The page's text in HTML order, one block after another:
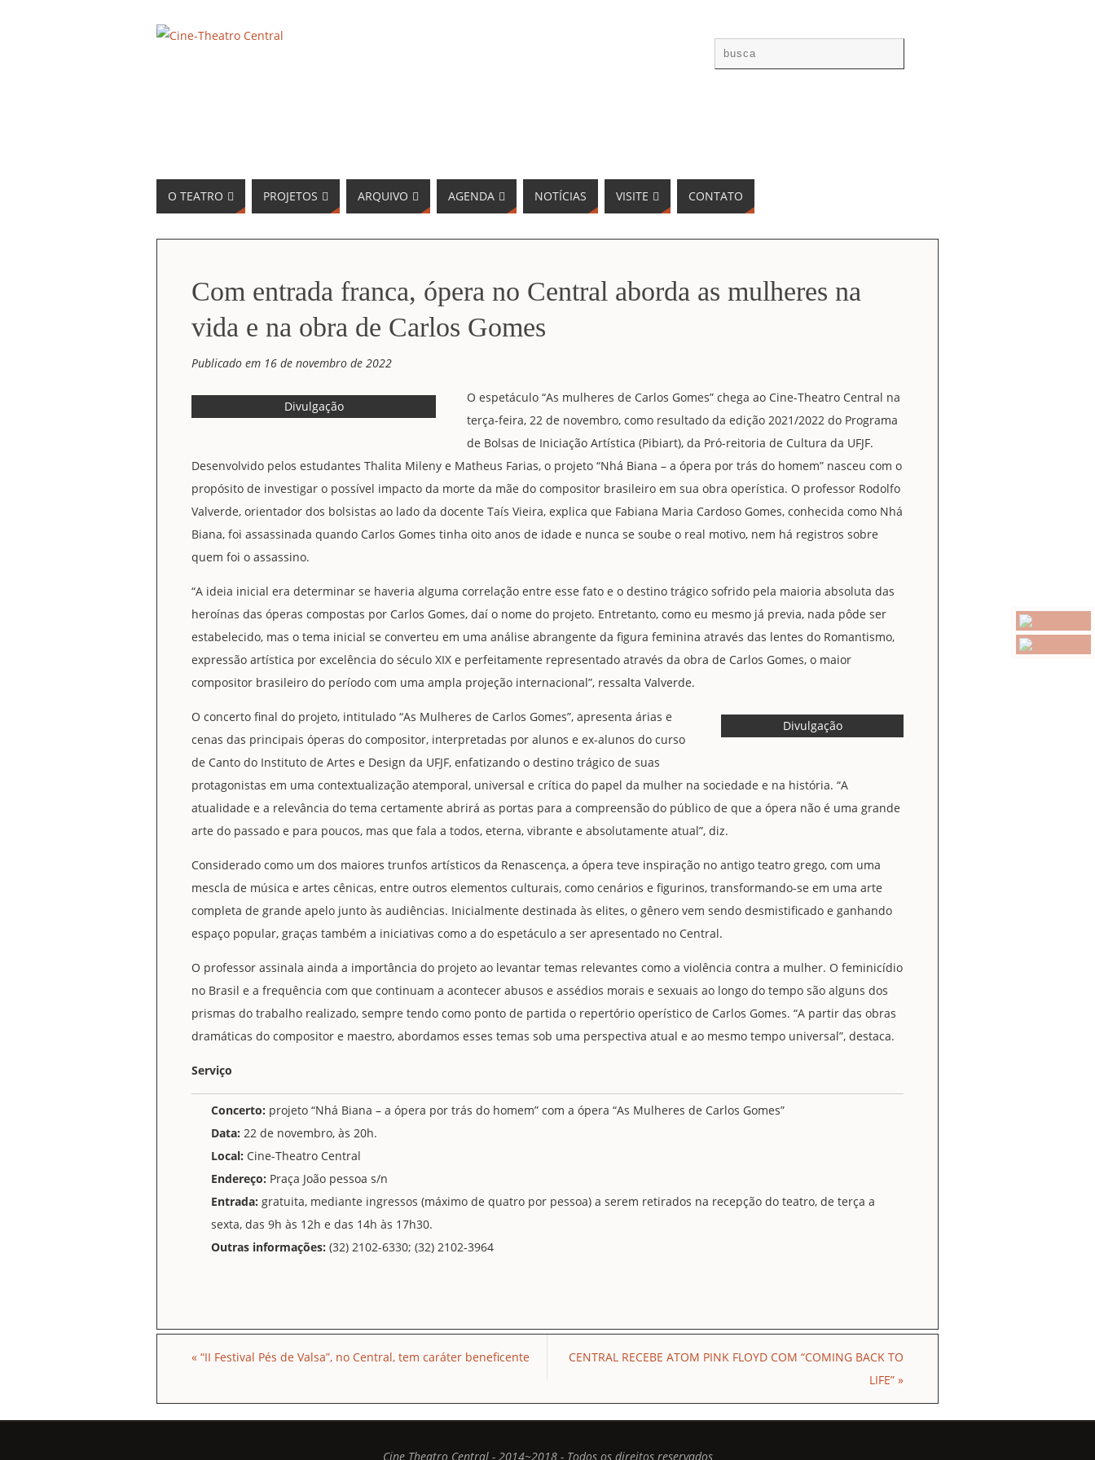
O TEATRO PROJETOS ARQUIVO AGENDA NOTÍCIAS VISITE CONTATO
Com entrada franca, ópera no Central aborda as mulheres na
vida e na obra de Carlos Gomes
Publicado em 16 de novembro de 2022
Divulgação
O espetáculo “As mulheres de Carlos Gomes” chega ao Cine-Theatro Central na
terça-feira, 22 de novembro, como resultado da edição 2021/2022 do Programa
de Bolsas de Iniciação Artística (Pibiart), da Pró-reitoria de Cultura da UFJF.
Desenvolvido pelos estudantes Thalita Mileny e Matheus Farias, o projeto “Nhá Biana – a ópera por trás do homem” nasceu com o
propósito de investigar o possível impacto da morte da mãe do compositor brasileiro em sua obra operística. O professor Rodolfo
Valverde, orientador dos bolsistas ao lado da docente Taís Vieira, explica que Fabiana Maria Cardoso Gomes, conhecida como Nhá
Biana, foi assassinada quando Carlos Gomes tinha oito anos de idade e nunca se soube o real motivo, nem há registros sobre
quem foi o assassino.
“A ideia inicial era determinar se haveria alguma correlação entre esse fato e o destino trágico sofrido pela maioria absoluta das
heroínas das óperas compostas por Carlos Gomes, daí o nome do projeto. Entretanto, como eu mesmo já previa, nada pôde ser
estabelecido, mas o tema inicial se converteu em uma análise abrangente da figura feminina através das lentes do Romantismo,
expressão artística por excelência do século XIX e perfeitamente representado através da obra de Carlos Gomes, o maior
compositor brasileiro do período com uma ampla projeção internacional”, ressalta Valverde.
Divulgação
O concerto final do projeto, intitulado “As Mulheres de Carlos Gomes”, apresenta árias e
cenas das principais óperas do compositor, interpretadas por alunos e ex-alunos do curso
de Canto do Instituto de Artes e Design da UFJF, enfatizando o destino trágico de suas
protagonistas em uma contextualização atemporal, universal e crítica do papel da mulher na sociedade e na história. “A
atualidade e a relevância do tema certamente abrirá as portas para a compreensão do público de que a ópera não é uma grande
arte do passado e para poucos, mas que fala a todos, eterna, vibrante e absolutamente atual”, diz.
Considerado como um dos maiores trunfos artísticos da Renascença, a ópera teve inspiração no antigo teatro grego, com uma
mescla de música e artes cênicas, entre outros elementos culturais, como cenários e figurinos, transformando-se em uma arte
completa de grande apelo junto às audiências. Inicialmente destinada às elites, o gênero vem sendo desmistificado e ganhando
espaço popular, graças também a iniciativas como a do espetáculo a ser apresentado no Central.
O professor assinala ainda a importância do projeto ao levantar temas relevantes como a violência contra a mulher. O feminicídio
no Brasil e a frequência com que continuam a acontecer abusos e assédios morais e sexuais ao longo do tempo são alguns dos
prismas do trabalho realizado, sempre tendo como ponto de partida o repertório operístico de Carlos Gomes. “A partir das obras
dramáticas do compositor e maestro, abordamos esses temas sob uma perspectiva atual e ao mesmo tempo universal”, destaca.
Serviço
Concerto: projeto “Nhá Biana – a ópera por trás do homem” com a ópera “As Mulheres de Carlos Gomes”
Data: 22 de novembro, às 20h.
Local: Cine-Theatro Central
Endereço: Praça João pessoa s/n
Entrada: gratuita, mediante ingressos (máximo de quatro por pessoa) a serem retirados na recepção do teatro, de terça a
sexta, das 9h às 12h e das 14h às 17h30.
Outras informações: (32) 2102-6330; (32) 2102-3964
« “II Festival Pés de Valsa”, no Central, tem caráter beneficente
CENTRAL RECEBE ATOM PINK FLOYD COM “COMING BACK TO
LIFE” »
Cine Theatro Central - 2014~2018 - Todos os direitos reservados